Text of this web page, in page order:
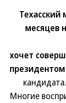
месяцев
хочет
кандидата.
Многие